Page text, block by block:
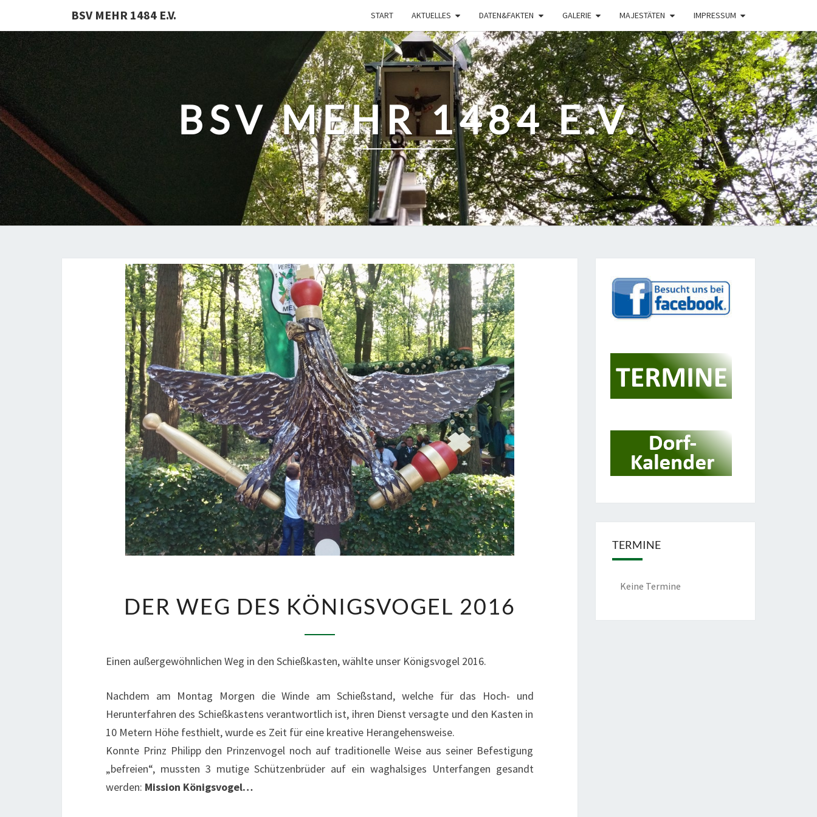
BSV MEHR 1484 E.V. START AKTUELLES DATEN&FAKTEN GALERIE MAJESTÄTEN IMPRESSUM
BSV MEHR 1484 E.V.
WEG
2016
DER WEG DES KÖNIGSVOGEL 2016
Einen außergewöhnlichen Weg in den Schießkasten, wählte unser Königsvogel 2016.
Nachdem am Montag Morgen die Winde am Schießstand, welche für das Hoch- und
Herunterfahren des Schießkastens verantwortlich ist, ihren Dienst versagte und den Kasten in
10 Metern Höhe festhielt, wurde es Zeit für eine kreative Herangehensweise.
Konnte Prinz Philipp den Prinzenvogel noch auf traditionelle Weise aus seiner Befestigung
„befreien“, mussten 3 mutige Schützenbrüder auf ein waghalsiges Unterfangen gesandt
werden: Mission Königsvogel…
TERMINE
Keine Termine